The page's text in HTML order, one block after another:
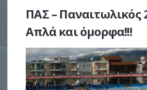
ΠΑΣ – Παναιτωλικός
Απλά και όμορφα!!!